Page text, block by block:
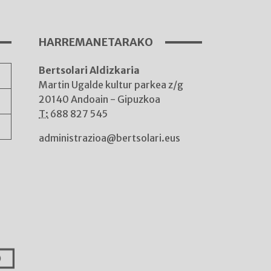
HARREMANETARAKO
Bertsolari Aldizkaria
Martin Ugalde kultur parkea z/g
20140 Andoain - Gipuzkoa
T: 688 827 545
administrazioa@bertsolari.eus